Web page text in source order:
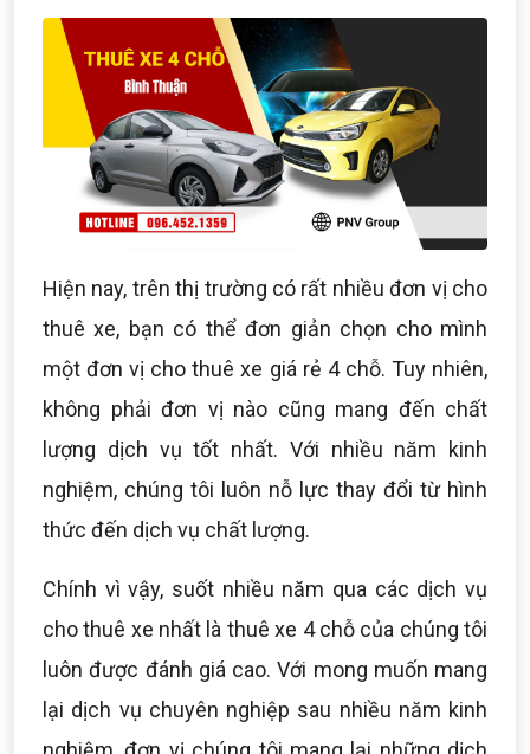
Hiện nay, trên thị trường có rất nhiều đơn vị cho
thuê xe, bạn có thể đơn giản chọn cho mình
một đơn vị cho thuê xe giá rẻ 4 chỗ. Tuy nhiên,
không phải đơn vị nào cũng mang đến chất
lượng dịch vụ tốt nhất. Với nhiều năm kinh
nghiệm, chúng tôi luôn nỗ lực thay đổi từ hình
thức đến dịch vụ chất lượng.
Chính vì vậy, suốt nhiều năm qua các dịch vụ
cho thuê xe nhất là thuê xe 4 chỗ của chúng tôi
luôn được đánh giá cao. Với mong muốn mang
lại dịch vụ chuyên nghiệp sau nhiều năm kinh